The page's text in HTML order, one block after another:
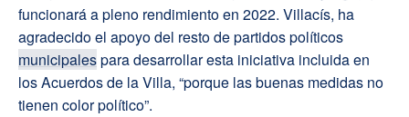
funcionará a pleno rendimiento en 2022. Villacís, ha
agradecido el apoyo del resto de partidos políticos
municipalespara desarrollar esta iniciativa incluida en
los Acuerdos de la Villa, “porque las buenas medidas no
tienen color político”.